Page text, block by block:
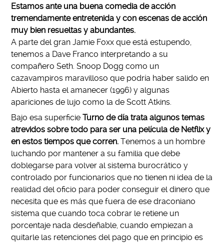
Estamos ante una buena comedia de acción
tremendamente entretenida y con escenas de acción
muy bien resueltas y abundantes.
A parte del gran Jamie Foxx que está estupendo,
tenemos a Dave Franco interpretando a su
compañero Seth. Snoop Dogg como un
cazavampiros maravilloso que podría haber salido en
Abierto hasta el amanecer (1996) y algunas
apariciones de lujo como la de Scott Atkins.
Bajo esa superficieTurno de día trata algunos temas
atrevidos sobre todo para ser una película de Netflix y
en estos tiempos que corren. Tenemos a un hombre
luchando por mantener a su familia que debe
doblegarse para volver al sistema burocrático y
controlado por funcionarios que no tienen ni idea de la
realidad del oficio para poder conseguir el dinero que
necesita que es más que fuera de ese draconiano
sistema que cuando toca cobrar le retiene un
porcentaje nada desdeñable, cuando empiezan a
quitarle las retenciones del pago que en principio es